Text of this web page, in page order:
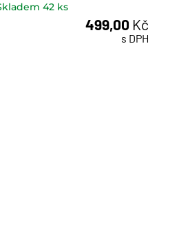
42 ks
499,00 Kč
s DPH